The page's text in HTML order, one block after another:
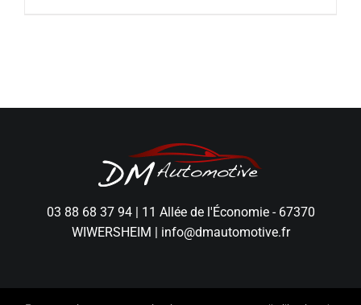
03 88 68 37 94| 11 Allée de l'Économie - 67370
WIWERSHEIM
info@dmautomotive.fr